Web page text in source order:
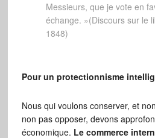
Messieurs, que je vote en
échange. »(Discours sur le
1848)
Pour un protectionnisme
Nous qui voulons conserver, et
non pas opposer, devons
économique. Le commerce